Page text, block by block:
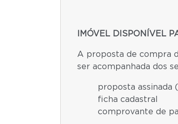
IMÓVEL DISPONÍVEL
A proposta de compra
ser acompanhada dos
proposta assinada
ficha cadastral
comprovante de